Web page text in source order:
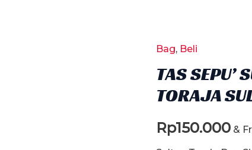
Bag, Beli
TAS SEPU’
TORAJA
Rp150.000 &